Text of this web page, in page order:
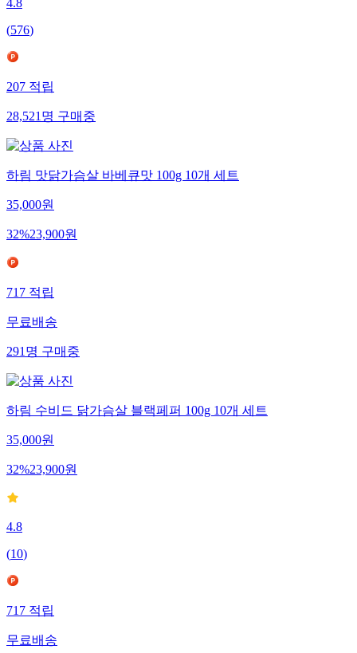
4.8
(576)
207적립
28,521명구매중
하림 맛닭가슴살 바베큐맛 100g 10개 세트
35,000원
32%23,900원
717적립
무료배송
291명구매중
하림 수비드 닭가슴살 블랙페퍼 100g 10개 세트
35,000원
32%23,900원
4.8
(10)
717적립
무료배송